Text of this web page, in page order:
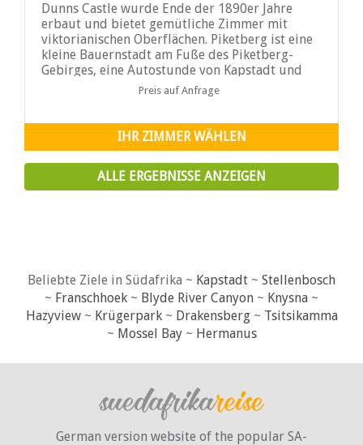
Dunns Castle wurde Ende der 1890er Jahre
erbaut und bietet gemütliche Zimmer mit
viktorianischen Oberflächen. Piketberg ist eine
kleine Bauernstadt am Fuße des Piketberg-
Gebirges, eine Autostunde von Kapstadt und
eine halbe Autostunde von der Westküste
entfernt. Das Schloss bietet einen friedlichen
den wir alle erleben. Genießen Sie die
atemberaubende Aussicht auf die gesamte
Region Swartland.
Preis auf Anfrage
IHR ZIMMER WÄHLEN
ALLE ERGEBNISSE ANZEIGEN
Beliebte Ziele in Südafrika ~ Kapstadt ~ Stellenbosch
~ Franschhoek ~ Blyde River Canyon ~ Knysna ~
Hazyview~ Krügerpark~ Drakensberg~ Tsitsikamma
~ Mossel Bay~ Hermanus
German version website of the popular SA-